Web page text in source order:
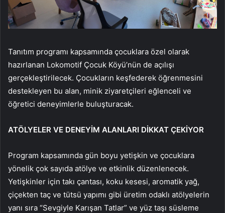
Tanıtım programı kapsamında çocuklara özel olarak
hazırlanan Lokomotif Çocuk Köyü’nün de açılışı
gerçekleştirilecek. Çocukların keşfederek öğrenmesini
destekleyen bu alan, minik ziyaretçileri eğlenceli ve
öğretici deneyimlerle buluşturacak.
ATÖLYELER VE DENEYİM ALANLARI DİKKAT ÇEKİYOR
Program kapsamında gün boyu yetişkin ve çocuklara
yönelik çok sayıda atölye ve etkinlik düzenlenecek.
Yetişkinler için takı çantası, koku kesesi, aromatik yağ,
çiçekten taç ve tütsü yapımı gibi üretim odaklı atölyelerin
yanı sıra “Sevgiyle Karışan Tatlar” ve yüz taşı süsleme